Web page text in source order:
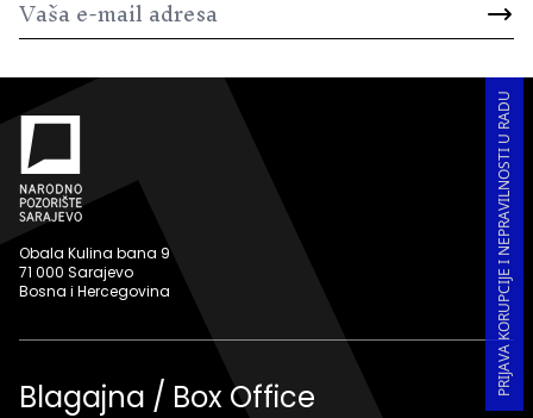
PRIJAVA KORUPCIJE I NEPRAVILNOSTI U RADU
Obala Kulina bana 9
71 000 Sarajevo
Bosna i Hercegovina
Blagajna / Box Office